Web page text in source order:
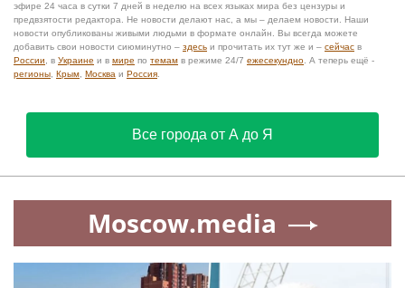
эфире 24 часа в сутки 7 дней в неделю на всех языках мира без цензуры и
предвзятости редактора. Не новости делают нас, а мы – делаем новости. Наши
новости опубликованы живыми людьми в формате онлайн. Вы всегда можете
добавить свои новости сиюминутно – здесь и прочитать их тут же и – сейчас в
России , в Украине и в мире по темам в режиме 24/7 ежесекундно . А теперь ещё -
регионы Крым Москва и Россия
Все города от А до Я
Moscow.media